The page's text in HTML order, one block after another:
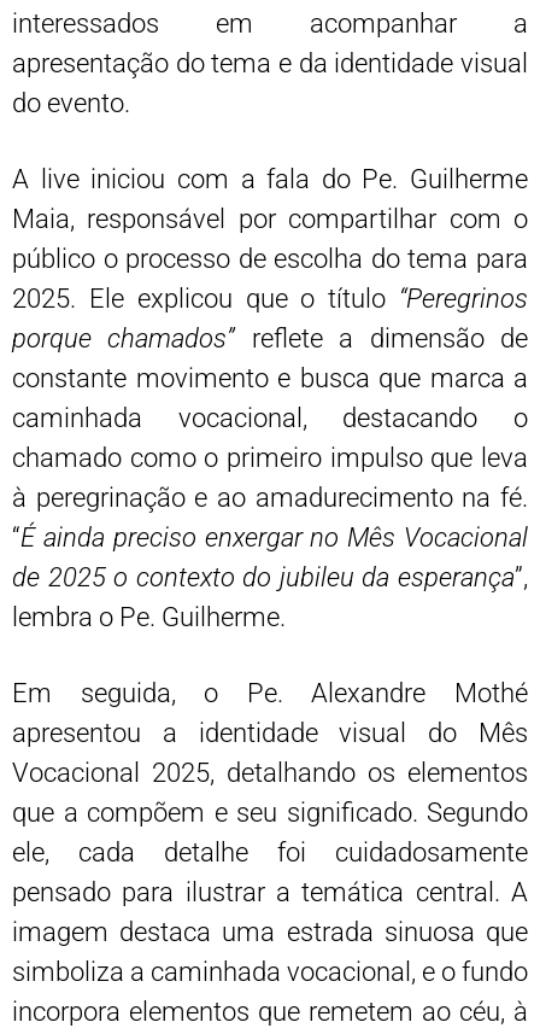
interessados em acompanhar a
apresentação do tema e da identidade visual
do evento.
A live iniciou com a fala do Pe. Guilherme
Maia, responsável por compartilhar com o
público o processo de escolha do tema para
2025. Ele explicou que o título “Peregrinos
porque chamados”reflete a dimensão de
constante movimento e busca que marca a
caminhada vocacional, destacando o
chamado como o primeiro impulso que leva
à peregrinação e ao amadurecimento na fé.
“É ainda preciso enxergar no Mês Vocacional
de 2025 o contexto do jubileu da esperança”,
lembra o Pe. Guilherme.
Em seguida, o Pe. Alexandre Mothé
apresentou a identidade visual do Mês
Vocacional 2025, detalhando os elementos
que a compõem e seu significado. Segundo
ele, cada detalhe foi cuidadosamente
pensado para ilustrar a temática central. A
imagem destaca uma estrada sinuosa que
simboliza a caminhada vocacional, e o fundo
incorpora elementos que remetem ao céu, à